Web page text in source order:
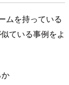
ムを持っている
ている事例をよ